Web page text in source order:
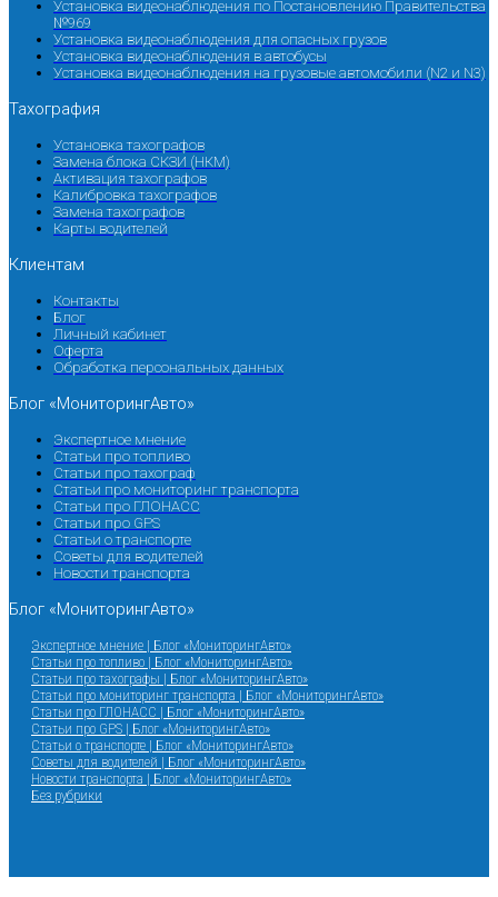
Установка видеонаблюдения по Постановлению Правительства
№969
Установка видеонаблюдения для опасных грузов
Установка видеонаблюдения в автобусы
Установка видеонаблюдения на грузовые автомобили (N2 и N3)
Тахография
Установка тахографов
Замена блока СКЗИ (НКМ)
Активация тахографов
Калибровка тахографов
Замена тахографов
Карты водителей
Клиентам
Контакты
Блог
Личный кабинет
Оферта
Обработка персональных данных
Блог «МониторингАвто»
Экспертное мнение
Статьи про топливо
Статьи про тахограф
Статьи про мониторинг транспорта
Статьи про ГЛОНАСС
Статьи про GPS
Статьи о транспорте
Советы для водителей
Новости транспорта
Блог «МониторингАвто»
Экспертное мнение | Блог «МониторингАвто»
Статьи про топливо | Блог «МониторингАвто»
Статьи про тахографы | Блог «МониторингАвто»
Статьи про мониторинг транспорта | Блог «МониторингАвто»
Статьи про ГЛОНАСС | Блог «МониторингАвто»
Статьи про GPS | Блог «МониторингАвто»
Статьи о транспорте | Блог «МониторингАвто»
Советы для водителей | Блог «МониторингАвто»
Новости транспорта | Блог «МониторингАвто»
Без рубрики